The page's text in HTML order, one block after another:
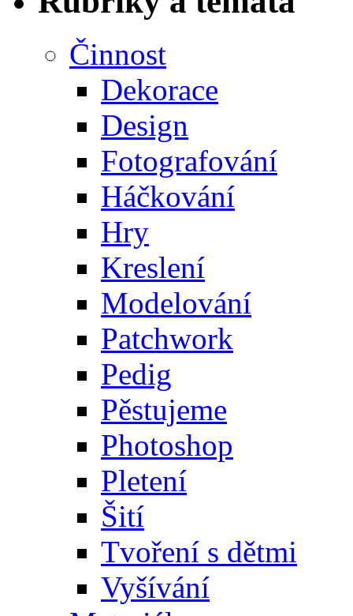
Činnost
Dekorace
Design
Fotografování
Háčkování
Hry
Kreslení
Modelování
Patchwork
Pedig
Pěstujeme
Photoshop
Pletení
Šití
Tvoření s dětmi
Vyšívání